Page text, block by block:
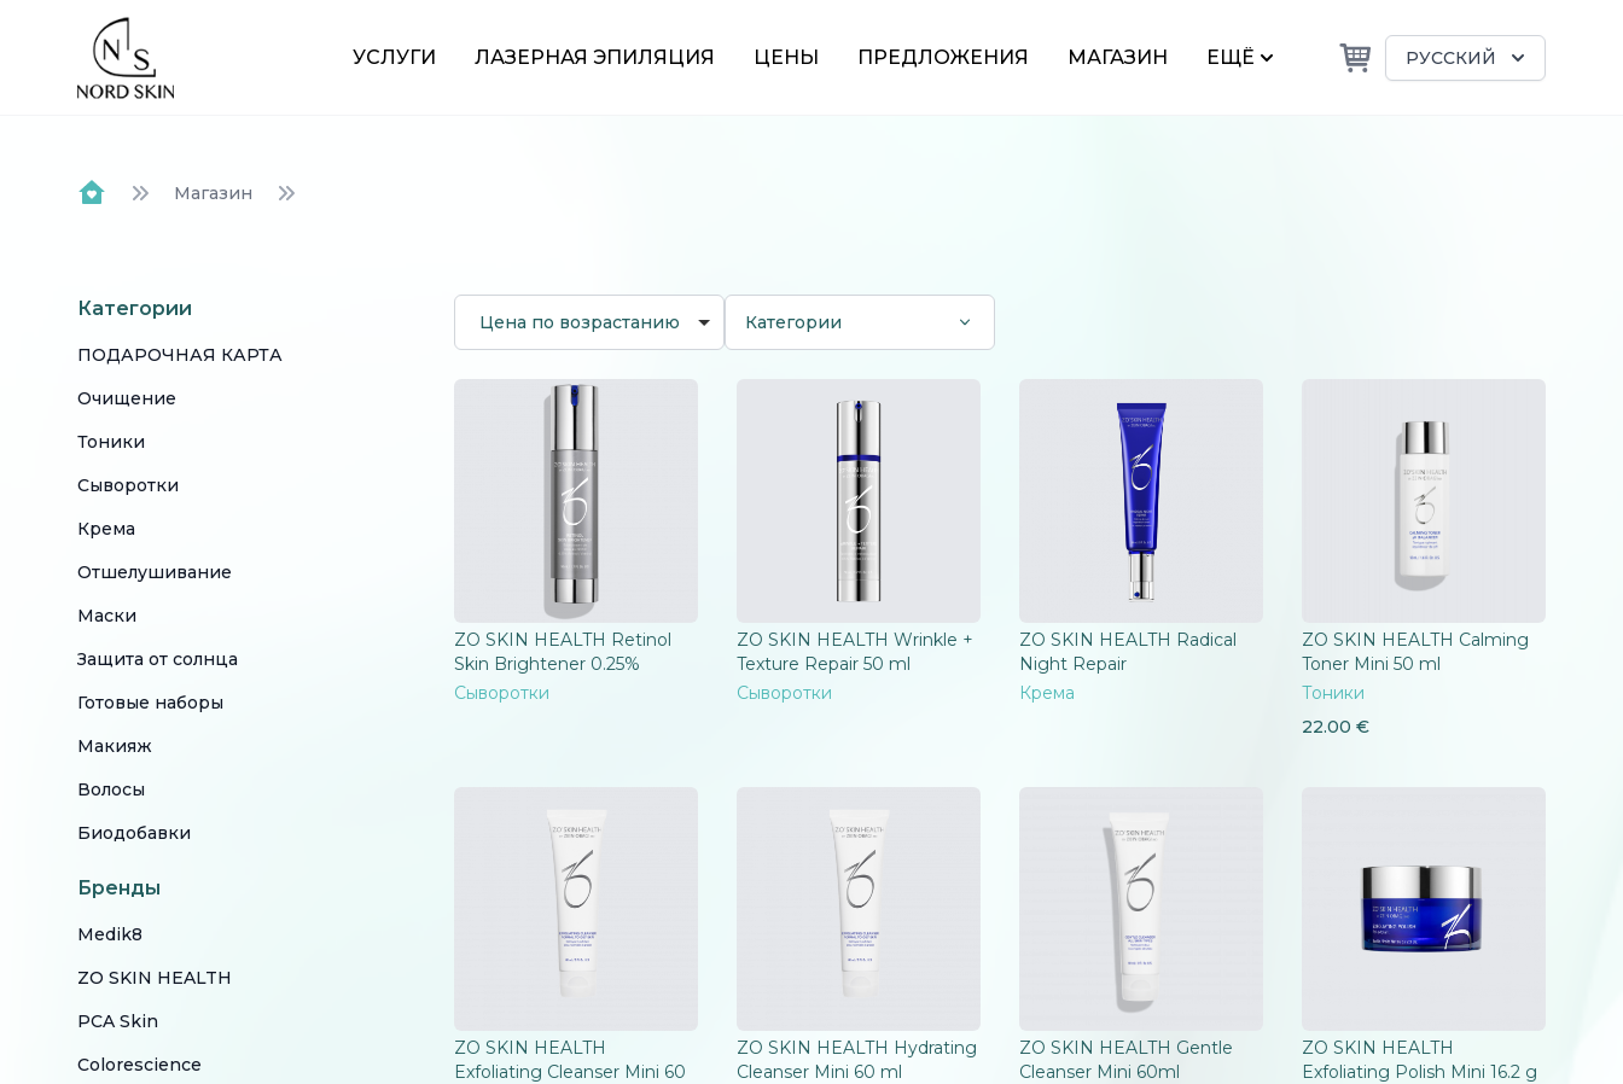
Nordskin
УСЛУГИ
ЛАЗЕРНАЯ ЭПИЛЯЦИЯ ЦЕНЫ ПРЕДЛОЖЕНИЯ МАГАЗИН ЕЩЁ РУССКИЙ
Магазин
Категории
ПОДАРОЧНАЯ КАРТА
Очищение
Тоники
Сыворотки
Крема
Отшелушивание
Маски
Защита от солнца
Готовые наборы
Макияж
Волосы
Биодобавки
Бренды
Medik8
ZO SKIN HEALTH
PCA Skin
Colorescience
Цена по возрастанию Категории
ZO SKIN HEALTH Retinol
Skin Brightener 0.25%
Сыворотки
ZO SKIN HEALTH Wrinkle +
Texture Repair 50 ml
Сыворотки
ZO SKIN HEALTH Radical
Night Repair
Крема
ZO SKIN HEALTH Calming
Toner Mini 50 ml
Тоники
22.00 €
ZO SKIN HEALTH
Exfoliating Cleanser Mini 60
ZO SKIN HEALTH Hydrating
Cleanser Mini 60 ml
ZO SKIN HEALTH Gentle
Cleanser Mini 60ml
ZO SKIN HEALTH
Exfoliating Polish Mini 16.2 g